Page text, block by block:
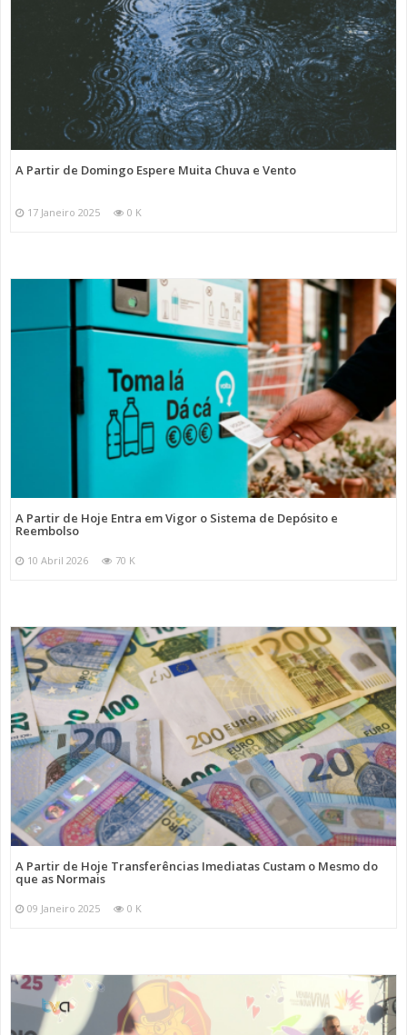
A Partir de Domingo Espere Muita Chuva e Vento
17 Janeiro 2025 0 K
A Partir de Hoje Entra em Vigor o Sistema de Depósito e
Reembolso
10 Abril 2026 70 K
A Partir de Hoje Transferências Imediatas Custam o Mesmo do
que as Normais
09 Janeiro 2025 0 K